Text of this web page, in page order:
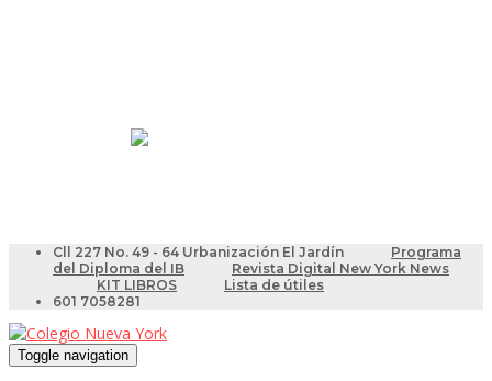
Cll 227 No. 49 - 64 Urbanización El Jardín
Programa
del Diploma del IB
Revista Digital New York News
KIT LIBROS
Lista de útiles
601 7058281
Toggle navigation